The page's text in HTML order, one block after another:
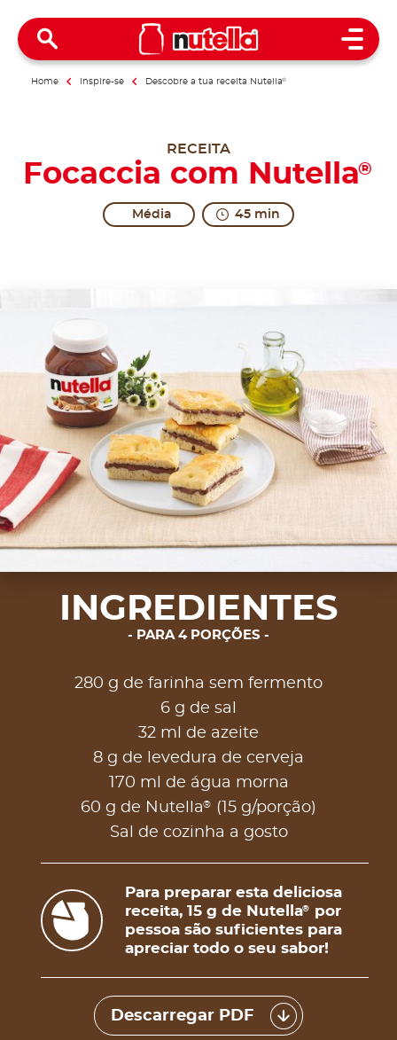
Open
Home Inspire-se Descobre a tua receita Nutella®
RECEITA
Focaccia com Nutella®
Média 45 min
INGREDIENTES
PARA 4 PORÇÕES
280 g de farinha sem fermento
6 g de sal
32 ml de azeite
8 g de levedura de cerveja
170 ml de água morna
60 g de Nutella®
(15 g/porção)
Sal de cozinha a gosto
Para preparar esta deliciosa
receita, 15 g de Nutella®
por
pessoa são suficientes para
apreciar todo o seu sabor!
Descarregar PDF